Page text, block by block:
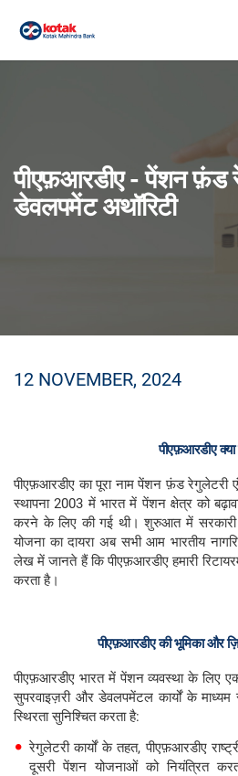
पीएफ़आरडीए - पेंशन फ़ंड
डेवलपमेंट अथॉरिटी
12 NOVEMBER, 2024
पीएफ़आरडीएक्या
पीएफ़आरडीए का पूरा नाम पेंशन फ़ंड रेगुलेटरी
स्थापना 2003 में भारत में पेंशन क्षेत्र को
करने के लिए की गई थी। शुरुआत में सरकारी
योजना का दायरा अब सभी आम भारतीय
लेख में जानते हैं कि पीएफ़आरडीए हमारी
करता है।
पीएफ़आरडीएकी भूमिका और
पीएफ़आरडीए भारत में पेंशन व्यवस्था के लिए
सुपरवाइज़री और डेवलपमेंटल कार्यों के
स्थिरता सुनिश्चित करता है:
रेगुलेटरी कार्यों के तहत, पीएफ़आरडीए
दूसरी पेंशन योजनाओं को नियंत्रित